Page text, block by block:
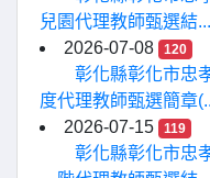
兒園代理教師甄選結...
2026-07-08
120
彰化縣彰化市忠
度代理教師甄選簡章
2026-07-15
119
彰化縣彰化市忠